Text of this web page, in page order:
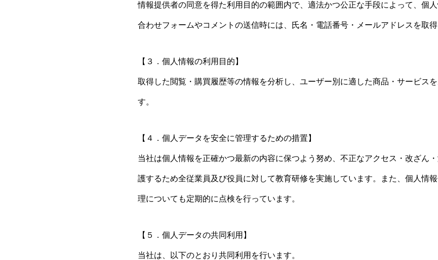
情報提供者の同意を得た利用目的の範囲内で、適法かつ公正な手段によって、個
合わせフォームやコメントの送信時には、氏名・電話番号・メールアドレスを取得
【３．個人情報の利用目的】
取得した閲覧・購買履歴等の情報を分析し、ユーザー別に適した商品・サービス
す。
【４．個人データを安全に管理するための措置】
当社は個人情報を正確かつ最新の内容に保つよう努め、不正なアクセス・改ざん
護するため全従業員及び役員に対して教育研修を実施しています。また、個人情
理についても定期的に点検を行っています。
【５．個人データの共同利用】
当社は、以下のとおり共同利用を行います。